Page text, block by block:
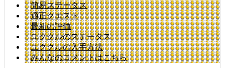
簡易ステータス
適正クエスト
最新の評価
ユククルのステータス
ユククルの入手方法
みんなのコメントはこちら